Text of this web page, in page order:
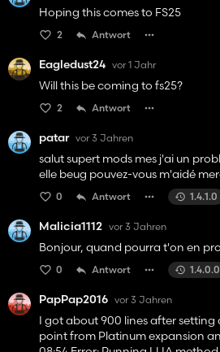
Hoping this comes to FS25
2 Antwort
Eagledust24 vor 1 Jahr
Will this be coming to fs25?
2 Antwort
patar vor 3 Jahren
salut supert mods mes j'ai un
elle beug pouvez-vous m'aidé
0 Antwort 1.4.1.0
Malicia1112 vor 3 Jahren
Bonjour, quand pourra t'on en
0 Antwort 1.4.0.0
PapPap2016 vor 3 Jahren
I got about 900 lines after
point from Platinum expansion